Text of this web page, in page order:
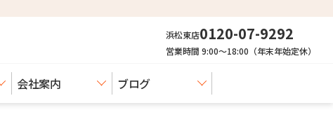
浜松東店0120-07-9292
営業時間 9:00〜18:00（年末年始定休）
会社案内 ブログ